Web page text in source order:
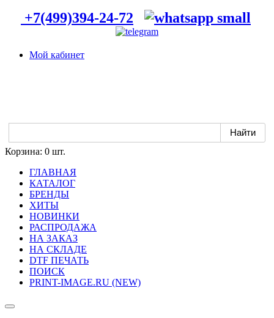
+7(499)394-24-72
Мой кабинет
Корзина: 0 шт.
ГЛАВНАЯ
КАТАЛОГ
БРЕНДЫ
ХИТЫ
НОВИНКИ
РАСПРОДАЖА
НА ЗАКАЗ
НА СКЛАДЕ
DTF ПЕЧАТЬ
ПОИСК
PRINT-IMAGE.RU (NEW)